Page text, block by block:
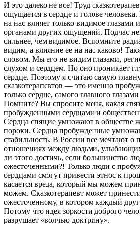
И это далеко не все! Труд
ощущается в сердце и голове
на нас влияет только видимое глазами
органами других ощущений. Подчас
сильнее, чем видимое. Вспомните
видим, а влияние ее на нас каково!
словом. Мы его не видим глазами,
слухом и сердцем. Но оно проникает
сердце. Поэтому я считаю самую
сказкотерапевтов — это именно
только сердце, самого главного
Помните? Вы спросите меня, какая
пробужденными сердцами и
Сердца спящие умножают в обществе
пороки. Сердца пробужденные
стабильность. В России все мечтают о
отношениях между людьми,
ли этого достичь, если большинство
ожесточенными?! Только люди с
сердцами смогут привести этнос к
касается вреда, который мы можем
можем. Сказкотерапевт может
ожесточенному, в котором каждый
Потому что идея зоркости доброго
разрушает «волчью доктрину».